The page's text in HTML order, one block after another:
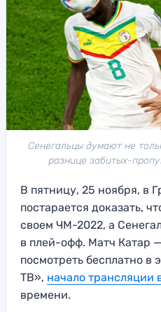
Сенегальцы думают не
разнице забитых-
В пятницу, 25 ноября, в
постарается доказать,
своем ЧМ-2022, а
в плей-офф. Матч Катар
посмотреть бесплатно в
ТВ», начало трансляции
времени.